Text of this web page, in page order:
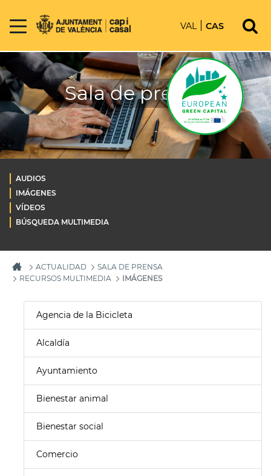
VAL CAS
Sala de prensa
AUDIOS
IMÁGENES
VÍDEOS
BÚSQUEDA MULTIMEDIA
ACTUALIDAD
SALA DE PRENSA
RECURSOS MULTIMEDIA
IMÁGENES
Agencia de la Bicicleta
Alcaldía
Ayuntamiento
Bienestar animal
Bienestar social
Comercio